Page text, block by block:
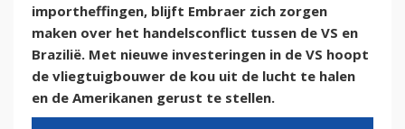
importheffingen, blijft Embraer zich zorgen
maken over het handelsconflict tussen de VS en
Brazilië. Met nieuwe investeringen in de VS hoopt
de vliegtuigbouwer de kou uit de lucht te halen
en de Amerikanen gerust te stellen.